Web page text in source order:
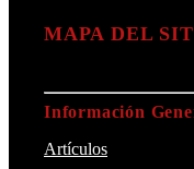
MAPA DEL
Información
Artículos